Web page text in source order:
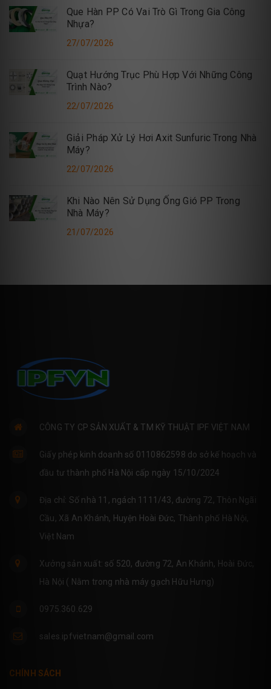
Que Hàn PP Có Vai Trò Gì Trong Gia Công
Nhựa?
27/07/2026
Quạt Hướng Trục Phù Hợp Với Những Công
Trình Nào?
22/07/2026
Giải Pháp Xử Lý Hơi Axit Sunfuric Trong Nhà
Máy?
22/07/2026
Khi Nào Nên Sử Dụng Ống Gió PP Trong
Nhà Máy?
21/07/2026
CÔNG TY CP SẢN XUẤT & TM KỸ THUẬT IPF VIỆT NAM
Giấy phép kinh doanh số 0110862598 do sở kế hoạch và
đầu tư thành phố Hà Nội cấp ngày 15/10/2024
Địa chỉ: Số nhà 11, ngách 1111/43, đường 72, Thôn Ngãi
Cầu, Xã An Khánh, Huyện Hoài Đức, Thành phố Hà Nội,
Việt Nam
Xưởng sản xuất: số 520, đường 72, An Khánh, Hoài Đức,
Hà Nội ( Nằm trong nhà máy gạch Hữu Hưng)
0975.360.629
sales.ipfvietnam@gmail.com
CHÍNH SÁCH